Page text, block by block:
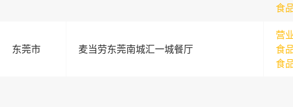
食
东莞市 麦当劳东莞南城汇一城餐厅
营
食
食